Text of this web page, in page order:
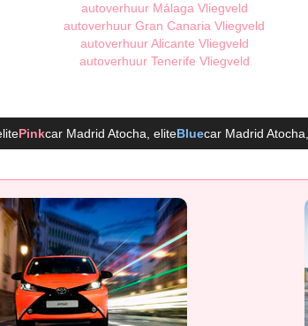
autoverhuur Málaga Vliegveld
autoverhuur Gran Canaria Vliegveld
autoverhuur Alicante Vliegveld
autoverhuur Tenerife Vliegveld
Pinkcar Madrid Atocha , eliteBluecar Madrid Atocha